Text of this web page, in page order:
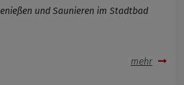
und Saunieren im Stadtbad
mehr